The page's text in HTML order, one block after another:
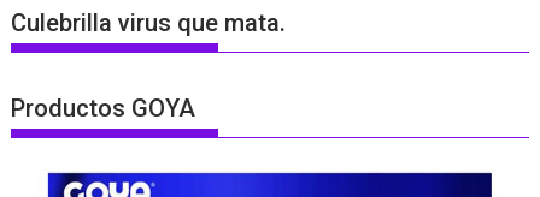
Culebrilla virus que mata.
Productos GOYA